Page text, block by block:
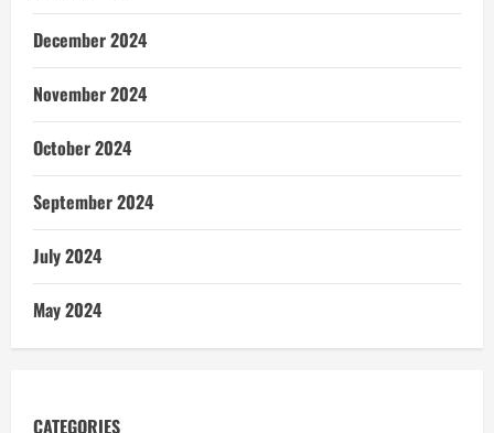
December 2024
November 2024
October 2024
September 2024
July 2024
May 2024
CATEGORIES